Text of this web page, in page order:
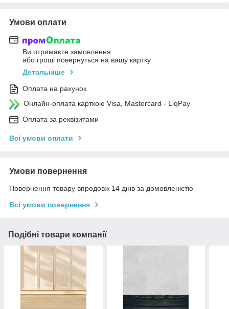
Умови оплати
Ви отримаєте замовлення
або гроші повернуться на вашу картку
Детальніше
Оплата на рахунок
Онлайн-оплата карткою Visa, Mastercard - LiqPay
Оплата за реквізитами
Всі умови оплати
Умови повернення
Повернення товару впродовж 14 днів за домовленістю
Всі умови повернення
Подібні товари компанії